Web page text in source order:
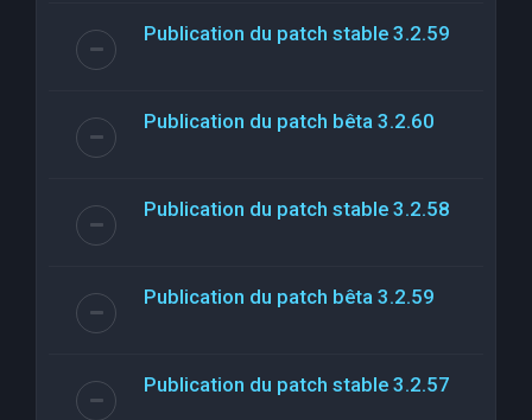
Publication du patch stable 3.2.59
Publication du patch bêta 3.2.60
Publication du patch stable 3.2.58
Publication du patch bêta 3.2.59
Publication du patch stable 3.2.57